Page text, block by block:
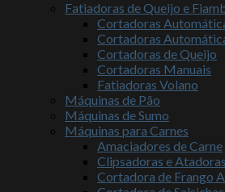
Fatiadoras de Queijo e
Cortadoras
Cortadoras
Cortadoras de Queijo
Cortadoras Manuais
Fatiadoras Volano
Máquinas de Pão
Máquinas de Sumo
Máquinas para Carnes
Amaciadores de Carne
Clipsadoras e Atadoras
Cortadora de Frango